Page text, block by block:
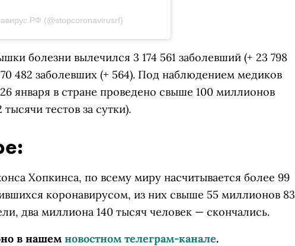
(@stopcoronavirusrf)
болезни вылечился 3 174 561 заболевший (+ 23 798
482 заболевших (+ 564). Под наблюдением медиков
января в стране проведено свыше 100 миллионов
тестов за сутки).
Хопкинса, по всему миру насчитывается более 99
коронавирусом, из них свыше 55 миллионов 83
два миллиона 140 тысяч человек — скончались.
в нашем новостном телеграм-канале.